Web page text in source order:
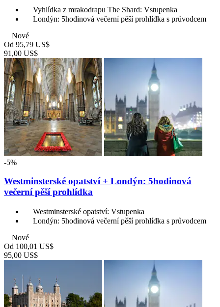
Vyhlídka z mrakodrapu The Shard: Vstupenka
Londýn: 5hodinová večerní pěší prohlídka s průvodcem
Nové
Od 95,79 US$
91,00 US$
-5%
Westminsterské opatství + Londýn: 5hodinová
večerní pěší prohlídka
Westminsterské opatství: Vstupenka
Londýn: 5hodinová večerní pěší prohlídka s průvodcem
Nové
Od 100,01 US$
95,00 US$